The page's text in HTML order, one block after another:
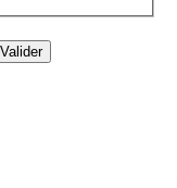
Valider